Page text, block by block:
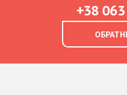
+38